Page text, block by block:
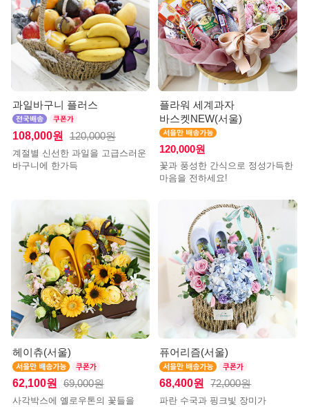
과일바구니 플러스
108,000원 120,000원
계절별 신선한 과일을 고급스러운
바구니에 한가득
플라워 세계과자
바스켓NEW(서울)
120,000원
꽃과 풍성한 간식으로 정성가득한
마음을 전하세요!
헤이츄(서울)
62,100원 69,000원
사각박스에 옐로우톤의 꽃들을
퓨어리즘(서울)
68,400원 72,000원
파란 수국과 핑크빛 장미가